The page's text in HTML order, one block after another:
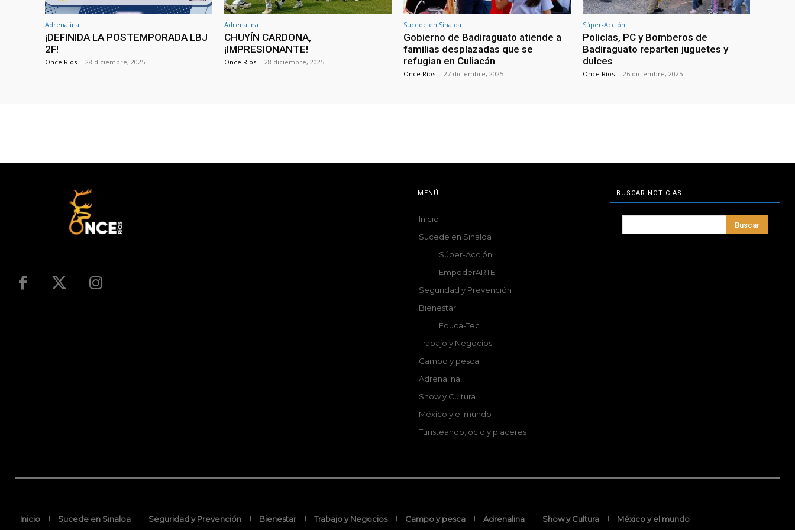
Adrenalina
¡DEFINIDA LA POSTEMPORADA LBJ
2F!
Once Ríos - 28 diciembre, 2025
Adrenalina
CHUYÍN CARDONA,
¡IMPRESIONANTE!
Once Ríos - 28 diciembre, 2025
Sucede en Sinaloa
Gobierno de Badiraguato atiende a
familias desplazadas que se
refugian en Culiacán
Once Ríos - 27 diciembre, 2025
Súper-Acción
Policías, PC y Bomberos de
Badiraguato reparten juguetes y
dulces
Once Ríos - 26 diciembre, 2025
MENÚ
Inicio
Sucede en Sinaloa
Súper-Acción
EmpoderARTE
Seguridad y Prevención
Bienestar
Educa-Tec
Trabajo y Negocios
Campo y pesca
Adrenalina
Show y Cultura
México y el mundo
Turisteando, ocio y placeres
BUSCAR NOTICIAS
Buscar
Inicio Sucede en Sinaloa Seguridad y Prevención Bienestar Trabajo y Negocios Campo y pesca Adrenalina Show y Cultura México y el mundo